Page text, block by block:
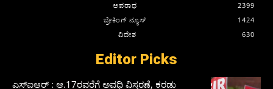
ಅಪರಾಧ
2399
ಬ್ರೇಕಿಂಗ್ ನ್ಯೂಸ್
1424
ವಿದೇಶ
630
Editor Picks
ಎಸ್‌ಐಆರ್‌ : ಆ.17ರವರೆಗೆ ಅವಧಿ ವಿಸ್ತರಣೆ, ಕರಡು